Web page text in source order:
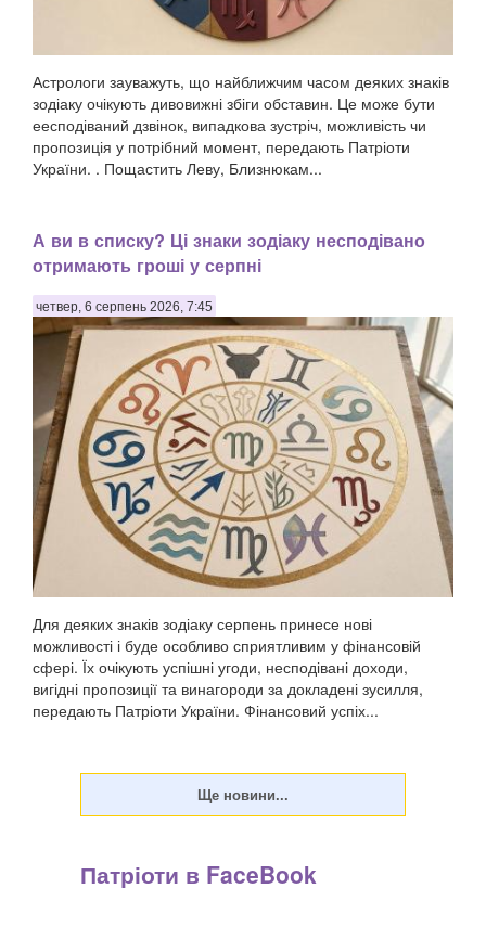
Астрологи зауважуть, що найближчим часом деяких знаків
зодіаку очікують дивовижні збіги обставин. Це може бути
еесподіваний дзвінок, випадкова зустріч, можливість чи
пропозиція у потрібний момент, передають Патріоти
України. . Пощастить Леву, Близнюкам...
А ви в списку? Ці знаки зодіаку несподівано
отримають гроші у серпні
четвер, 6 серпень 2026, 7:45
Для деяких знаків зодіаку серпень принесе нові
можливості і буде особливо сприятливим у фінансовій
сфері. Їх очікують успішні угоди, несподівані доходи,
вигідні пропозиції та винагороди за докладені зусилля,
передають Патріоти України. Фінансовий успіх...
Патріоти в FaceBook